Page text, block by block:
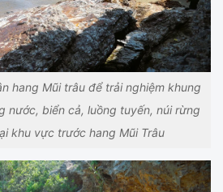
hang Mũi trâu để trải nghiệm khung
nước, biển cả, luồng tuyến, núi rừng
khu vực trước hang Mũi Trâu